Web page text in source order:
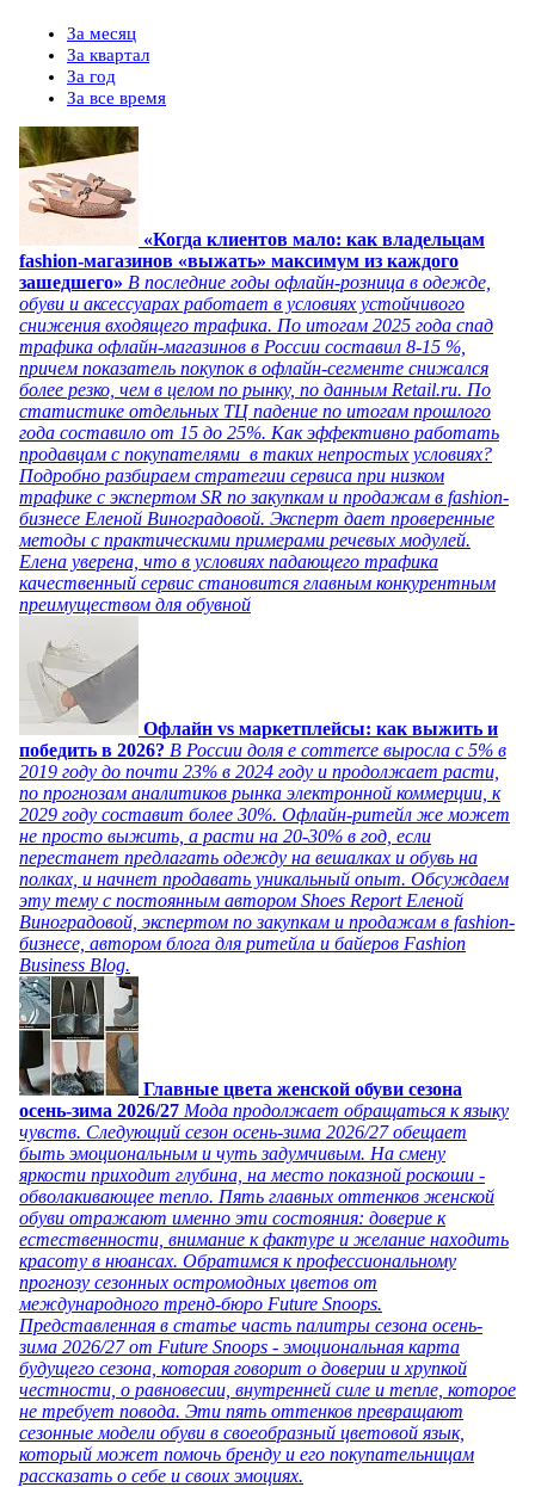
За месяц
За квартал
За год
За все время
«Когда клиентов мало: как владельцам
fashion-магазинов «выжать» максимум из каждого
зашедшего» В последние годы офлайн-розница в одежде,
обуви и аксессуарах работает в условиях устойчивого
снижения входящего трафика. По итогам 2025 года спад
трафика офлайн-магазинов в России составил 8-15 %,
причем показатель покупок в офлайн-сегменте снижался
более резко, чем в целом по рынку, по данным Retail.ru. По
статистике отдельных ТЦ падение по итогам прошлого
года составило от 15 до 25%. Как эффективно работать
продавцам с покупателями в таких непростых условиях?
Подробно разбираем стратегии сервиса при низком
трафике с экспертом SR по закупкам и продажам в fashion-
бизнесе Еленой Виноградовой. Эксперт дает проверенные
методы с практическими примерами речевых модулей.
Елена уверена, что в условиях падающего трафика
качественный сервис становится главным конкурентным
преимуществом для обувной
Офлайн vs маркетплейсы: как выжить и
победить в 2026? В России доля e commerce выросла с 5% в
2019 году до почти 23% в 2024 году и продолжает расти,
по прогнозам аналитиков рынка электронной коммерции, к
2029 году составит более 30%. Офлайн-ритейл же может
не просто выжить, а расти на 20-30% в год, если
перестанет предлагать одежду на вешалках и обувь на
полках, и начнет продавать уникальный опыт. Обсуждаем
эту тему с постоянным автором Shoes Report Еленой
Виноградовой, экспертом по закупкам и продажам в fashion-
бизнесе, автором блога для ритейла и байеров Fashion
Business Blog.
Главные цвета женской обуви сезона
осень-зима 2026/27 Мода продолжает обращаться к языку
чувств. Следующий сезон осень-зима 2026/27 обещает
быть эмоциональным и чуть задумчивым. На смену
яркости приходит глубина, на место показной роскоши -
обволакивающее тепло. Пять главных оттенков женской
обуви отражают именно эти состояния: доверие к
естественности, внимание к фактуре и желание находить
красоту в нюансах. Обратимся к профессиональному
прогнозу сезонных остромодных цветов от
международного тренд-бюро Future Snoops.
Представленная в статье часть палитры сезона осень-
зима 2026/27 от Future Snoops - эмоциональная карта
будущего сезона, которая говорит о доверии и хрупкой
честности, о равновесии, внутренней силе и тепле, которое
не требует повода. Эти пять оттенков превращают
сезонные модели обуви в своеобразный цветовой язык,
который может помочь бренду и его покупательницам
рассказать о себе и своих эмоциях.